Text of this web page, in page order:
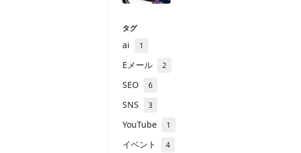
タグ
ai 1
Eメール 2
SEO 6
SNS 3
YouTube 1
イベント 4